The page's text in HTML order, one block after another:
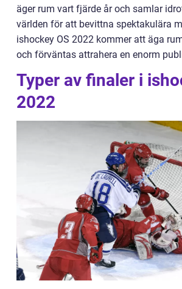
äger rum vart fjärde år och samlar
världen för att bevittna spektakulära
ishockey OS 2022 kommer att äga
och förväntas attrahera en enorm
Typer av finaler i
2022